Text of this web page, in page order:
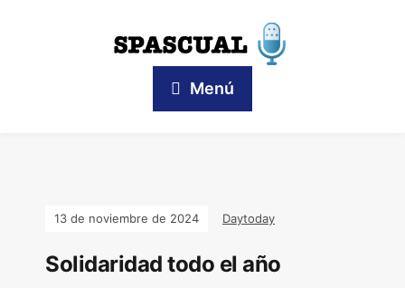
Menú
13 de noviembre de 2024 Daytoday
Solidaridad todo el año